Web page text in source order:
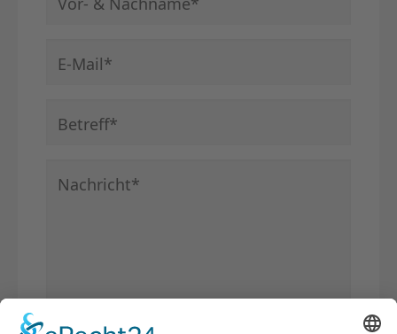
Pflichtfeld
E-Mail*
Pflichtfeld
Betreff*
Pflichtfeld
Nachricht*